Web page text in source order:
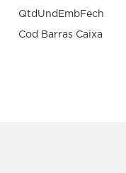
QtdUndEmbFech
Cod Barras Caixa